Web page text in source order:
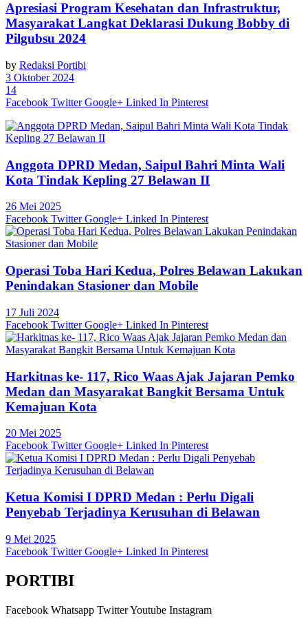
Apresiasi Program Kesehatan dan Infrastruktur,
Masyarakat Langkat Deklarasi Dukung Bobby di
Pilgubsu 2024
by Redaksi Portibi
3 Oktober 2024
14
Facebook Twitter Google+ Linked In Pinterest
Anggota DPRD Medan, Saipul Bahri Minta Wali
Kota Tindak Kepling 27 Belawan II
26 Mei 2025
Facebook Twitter Google+ Linked In Pinterest
Operasi Toba Hari Kedua, Polres Belawan Lakukan
Penindakan Stasioner dan Mobile
17 Juli 2024
Facebook Twitter Google+ Linked In Pinterest
Harkitnas ke- 117, Rico Waas Ajak Jajaran Pemko
Medan dan Masyarakat Bangkit Bersama Untuk
Kemajuan Kota
20 Mei 2025
Facebook Twitter Google+ Linked In Pinterest
Ketua Komisi I DPRD Medan : Perlu Digali
Penyebab Terjadinya Kerusuhan di Belawan
9 Mei 2025
Facebook Twitter Google+ Linked In Pinterest
PORTIBI
Facebook Whatsapp TwitterYoutube Instagram